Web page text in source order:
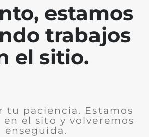
estamos
trabajos
el sitio.
tu paciencia. Estamos
el sito y volveremos
enseguida.